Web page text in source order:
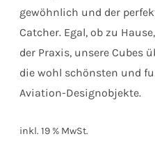
gewöhnlich und der
Catcher. Egal, ob zu
der Praxis, unsere Cubes
die wohl schönsten und
Aviation-Designobjekte.
inkl. 19 % MwSt.